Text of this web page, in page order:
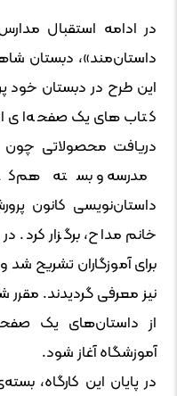
در ادامه استقبال
داستان‌مند»، دبستان
این طرح در دبستان خود
کتاب‌های یک صفحه‌ای
دریافت محصولاتی چون
مدرسه و بسته
داستان‌نویسی کانون
خانم مداح، برگزار کرد.
برای آموزگاران تشریح
نیز معرفی گردیدند. مقرر
از داستان‌های یک
آموزشگاه آغاز شود.
در پایان این کارگاه،